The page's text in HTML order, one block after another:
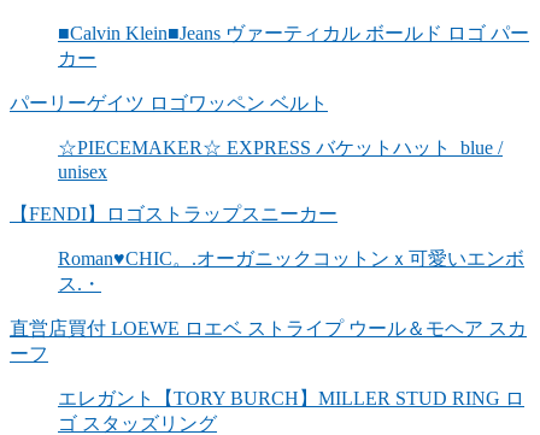
■Calvin Klein■Jeans ヴァーティカル ボールド ロゴ パー
カー
パーリーゲイツ ロゴワッペン ベルト
☆PIECEMAKER☆ EXPRESS バケットハット_blue /
unisex
【FENDI】ロゴストラップスニーカー
Roman♥CHIC。.オーガニックコットンｘ可愛いエンボ
ス.・
直営店買付 LOEWE ロエベ ストライプ ウール＆モヘア スカ
ーフ
エレガント【TORY BURCH】MILLER STUD RING ロ
ゴ スタッズリング